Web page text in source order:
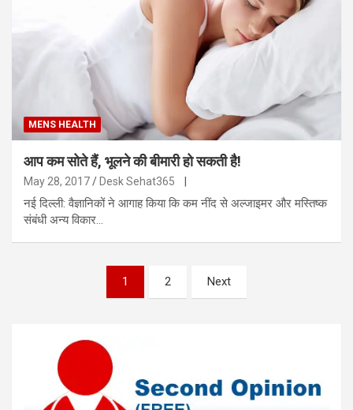
MENS HEALTH
आप कम सोते हैं, भूलने की बीमारी हो सकती है!
May 28, 2017 Desk Sehat365
नई दिल्ली: वैज्ञानिकों ने आगाह किया कि कम नींद से अल्जाइमर और मस्तिष्क
संबंधी अन्य विकार…
1 2 Next